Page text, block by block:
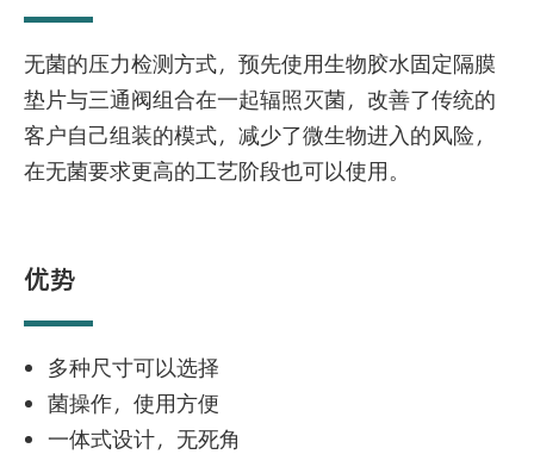
无菌的压力检测方式，预先使用生物胶水固定隔膜
垫片与三通阀组合在一起辐照灭菌，改善了传统的
客户自己组装的模式，减少了微生物进入的风险，
在无菌要求更高的工艺阶段也可以使用。
优势
多种尺寸可以选择
菌操作，使用方便
一体式设计，无死角